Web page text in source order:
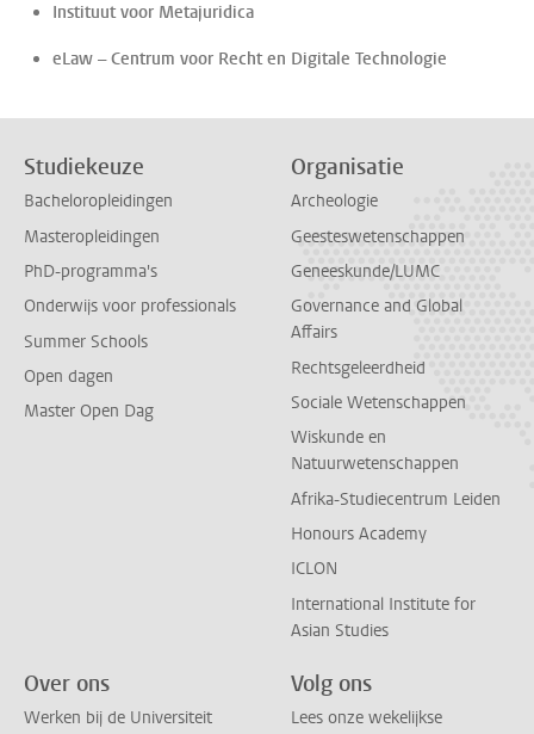
Instituut voor Metajuridica
eLaw – Centrum voor Recht en Digitale Technologie
Studiekeuze
Bacheloropleidingen
Masteropleidingen
PhD-programma's
Onderwijs voor professionals
Summer Schools
Open dagen
Master Open Dag
Organisatie
Archeologie
Geesteswetenschappen
Geneeskunde/LUMC
Governance and Global
Affairs
Rechtsgeleerdheid
Sociale Wetenschappen
Wiskunde en
Natuurwetenschappen
Afrika-Studiecentrum Leiden
Honours Academy
ICLON
International Institute for
Asian Studies
Over ons
Werken bij de Universiteit
Volg ons
Lees onze wekelijkse